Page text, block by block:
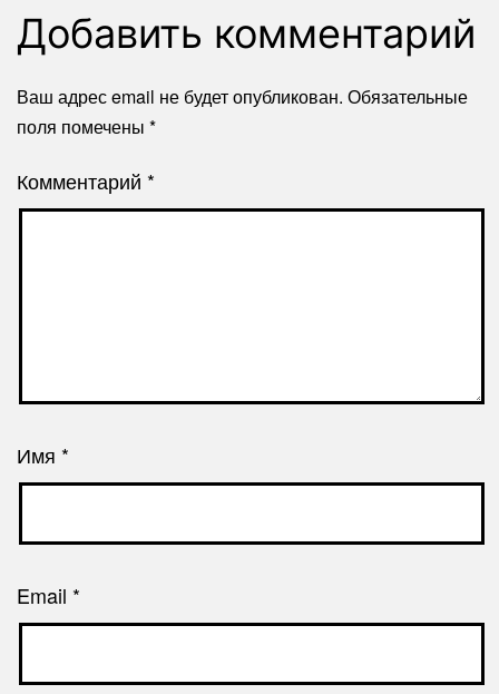
Добавить комментарий
Ваш адрес email не будет опубликован. Обязательные
поля помечены *
Комментарий *
Имя *
Email *